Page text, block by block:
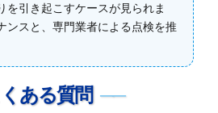
を引き起こすケースが見られま
ンスと、専門業者による点検を推
ある質問